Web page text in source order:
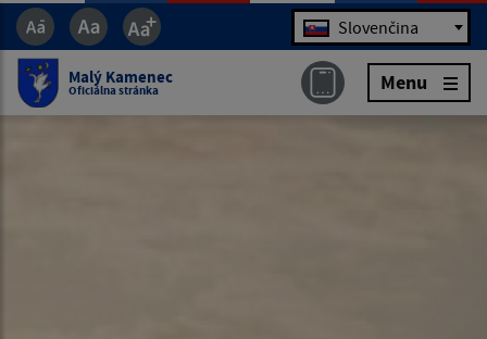
Jazyk Slovenčina
Malý Kamenec
Oficiálna stránka Menu